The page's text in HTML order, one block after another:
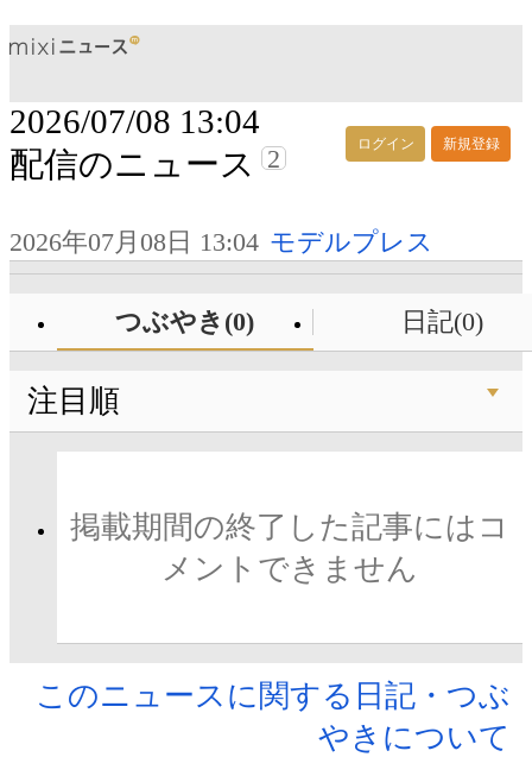
ログイン 新規登録
2026/07/08 13:04
配信のニュース
2
2026年07月08日 13:04 モデルプレス
つぶやき(0) 日記(0)
注目順
掲載期間の終了した記事にはコ
メントできません
このニュースに関する日記・つぶ
やきについて